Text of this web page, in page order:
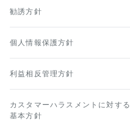
勧誘方針
個人情報保護方針
利益相反管理方針
カスタマーハラスメントに対する
基本方針